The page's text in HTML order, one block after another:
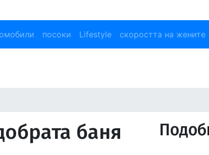
посоки Lifestyle скоростта на жените
баня